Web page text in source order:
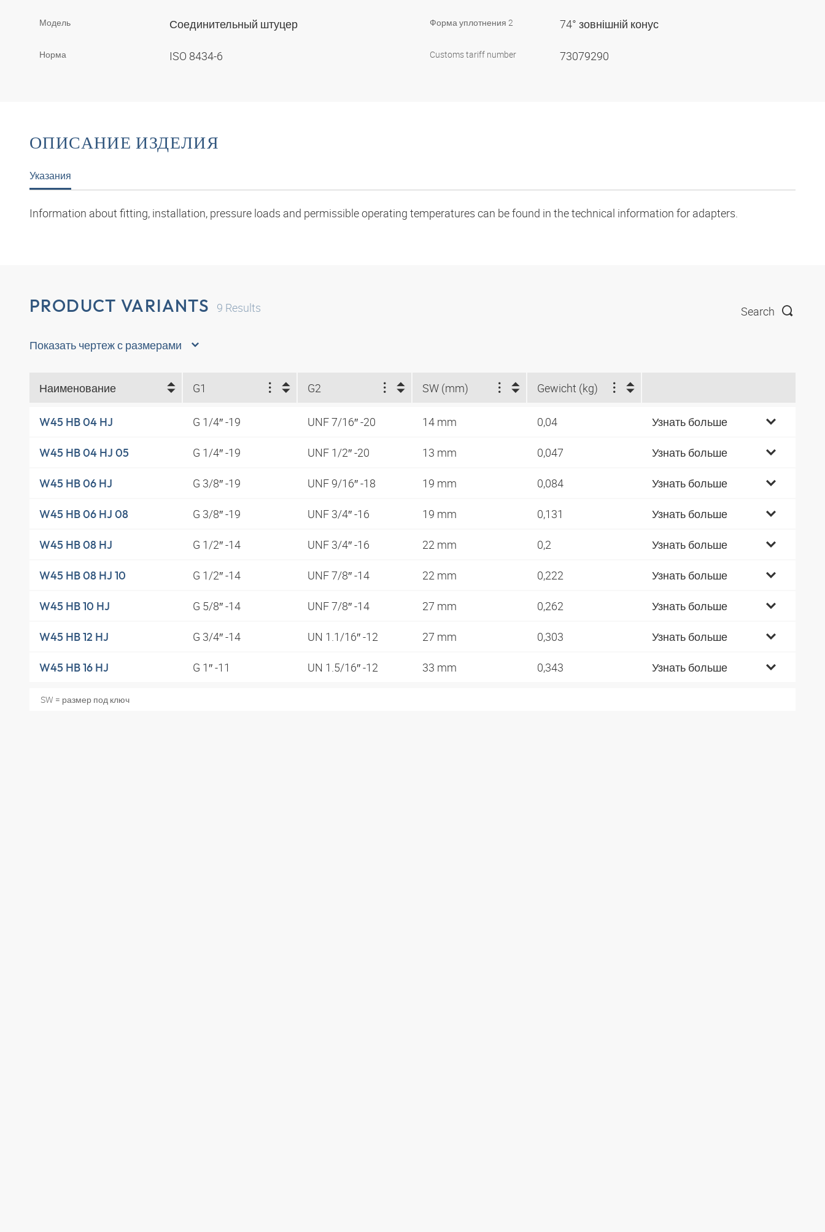
Модель Соединительный штуцер
Норма ISO 8434-6
Форма уплотнения 2 74° зовнішній конус
Customs tariff number 73079290
ОПИСАНИЕ ИЗДЕЛИЯ
Указания
Information about fitting, installation, pressure loads and permissible operating temperatures can be found in the technical information for adapters.
PRODUCT VARIANTS 9 Results Search
Показать чертеж с размерами
Наименование G1 G2 SW (mm) Gewicht (kg)
W45 HB 04 HJ G 1/4″ -19 UNF 7/16″ -20 14 mm 0,04 Узнать больше
W45 HB 04 HJ 05 G 1/4″ -19 UNF 1/2″ -20 13 mm 0,047 Узнать больше
W45 HB 06 HJ G 3/8″ -19 UNF 9/16″ -18 19 mm 0,084 Узнать больше
W45 HB 06 HJ 08 G 3/8″ -19 UNF 3/4″ -16 19 mm 0,131 Узнать больше
W45 HB 08 HJ G 1/2″ -14 UNF 3/4″ -16 22 mm 0,2 Узнать больше
W45 HB 08 HJ 10 G 1/2″ -14 UNF 7/8″ -14 22 mm 0,222 Узнать больше
W45 HB 10 HJ G 5/8″ -14 UNF 7/8″ -14 27 mm 0,262 Узнать больше
W45 HB 12 HJ G 3/4″ -14 UN 1.1/16″ -12 27 mm 0,303 Узнать больше
W45 HB 16 HJ G 1″ -11 UN 1.5/16″ -12 33 mm 0,343 Узнать больше
SW = размер под ключ